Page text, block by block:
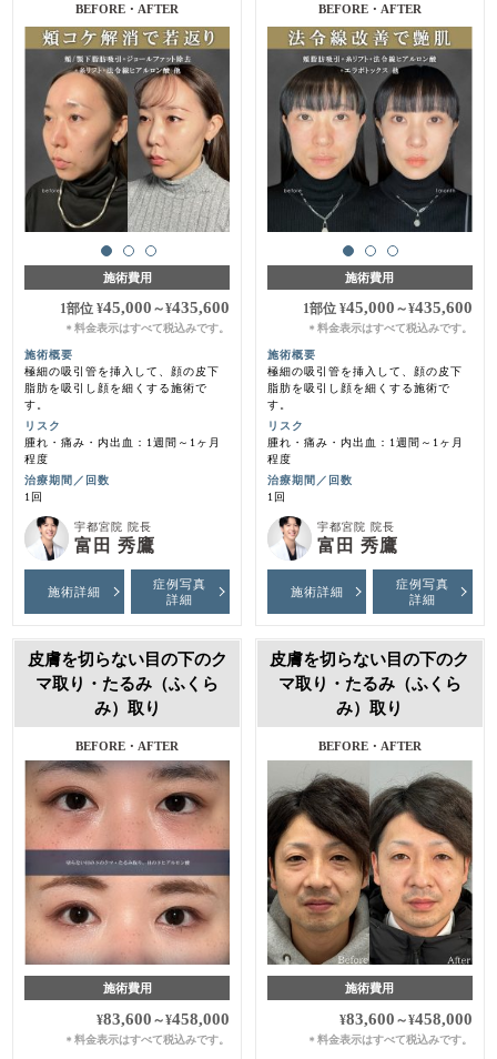
施術前・1週間後
施術費用
1部位¥45,000 ～¥435,600
＊料金表示はすべて税込みです。
施術概要
極細の吸引管を挿入して、顔の皮下
脂肪を吸引し顔を細くする施術で
す。
リスク
腫れ・痛み・内出血：1週間～1ヶ月
程度
治療期間／回数
1回
宇都宮院 院長
富田 秀鷹
施術詳細
症例写真
詳細
施術前・1ヶ月後
施術費用
1部位 ¥45,000 ～¥435,600
＊ 料金表示はすべて税込みです。
施術概要
極細の吸引管を挿入して、顔の皮下
脂肪を吸引し顔を細くする施術で
す。
リスク
腫れ・痛み・内出血：1週間～1ヶ月
程度
治療期間／回数
1回
宇都宮院 院長
富田 秀鷹
施術詳細
症例写真
詳細
皮膚を切らない目の下のク
マ取り・たるみ（ふくら
み）取り
BEFORE・AFTER
施術費用
¥83,600 ～¥458,000
＊料金表示はすべて税込みです。
皮膚を切らない目の下のク
マ取り・たるみ（ふくら
み）取り
BEFORE・AFTER
施術費用
¥83,600 ～¥458,000
＊ 料金表示はすべて税込みです。